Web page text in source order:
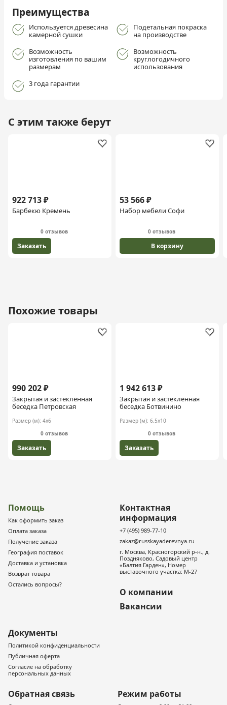
Преимущества
Используется древесина
камерной сушки
Подетальная покраска
на производстве
Возможность
изготовления по вашим
размерам
Возможность
круглогодичного
использования
3 года гарантии
С этим также берут
922 713 ₽
Барбекю Кремень
0 отзывов
Заказать
53 566 ₽
Набор мебели Софи
0 отзывов
В корзину
Похожие товары
990 202 ₽
Закрытая и застеклённая
беседка Петровская
Размер (м): 4х6
0 отзывов
Заказать
1 942 613 ₽
Закрытая и застеклённая
беседка Ботвинино
Размер (м): 6,5х10
0 отзывов
Заказать
Помощь
Как оформить заказ
Оплата заказа
Получение заказа
География поставок
Доставка и установка
Возврат товара
Остались вопросы?
Контактная
информация
+7 (495) 989-77-10
zakaz@russkayaderevnya.ru
г. Москва, Красногорский р-н., д.
Поздняково, Садовый центр
«Балтия Гарден», Номер
выставочного участка: М-27
О компании
Вакансии
Документы
Политикой конфиденциальности
Публичная оферта
Согласие на обработку
персональных данных
Обратная связь Режим работы